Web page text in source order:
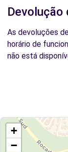
Devolução
As devoluções
horário de
não está
+
−